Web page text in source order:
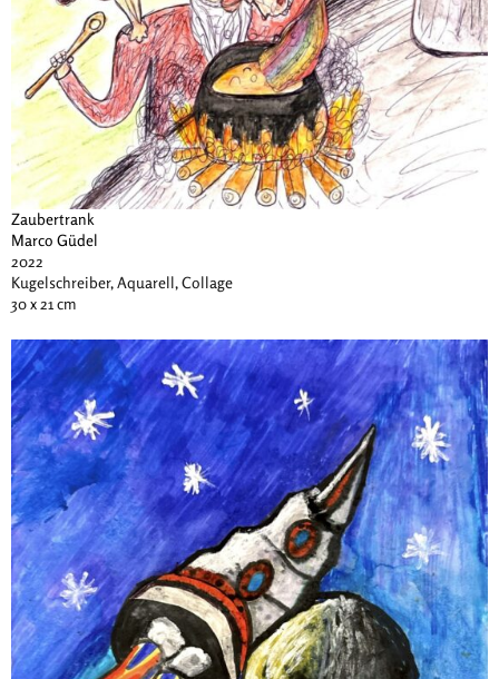
Zaubertrank
Marco Güdel
2022
Kugelschreiber, Aquarell, Collage
30 x 21 cm